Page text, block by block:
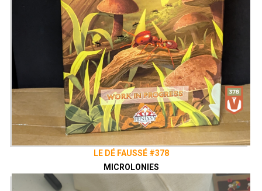
LE DÉ FAUSSÉ #378
MICROLONIES